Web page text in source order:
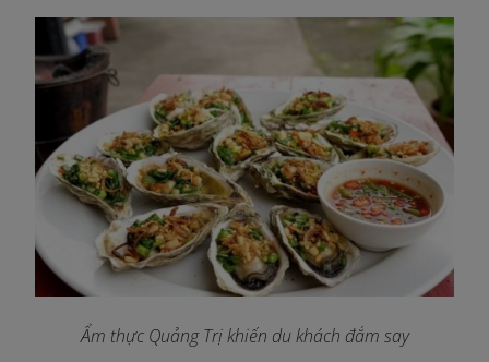
Ẩm thực Quảng Trị khiến du khách đắm say